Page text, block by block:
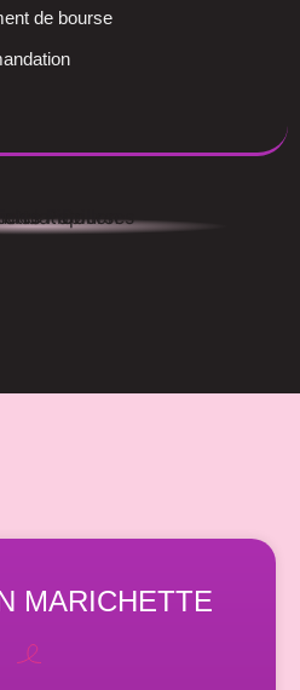
de bourse
MARICHETTE